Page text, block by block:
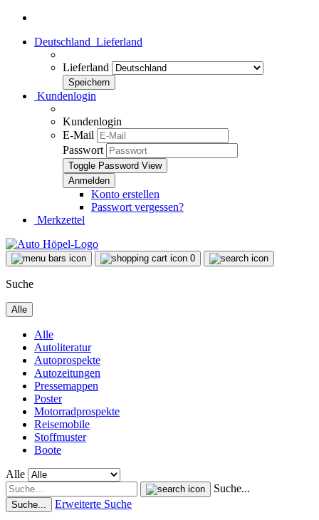
Deutschland Lieferland
Lieferland
Kundenlogin
Kundenlogin
E-Mail
Passwort
Toggle Password View
Konto erstellen
Passwort vergessen?
Merkzettel
0
Suche
Alle
Alle
Autoliteratur
Autoprospekte
Autozeitungen
Pressemappen
Poster
Motorradprospekte
Reisemobile
Stoffmuster
Boote
Alle
Suche...
Suche... Erweiterte Suche